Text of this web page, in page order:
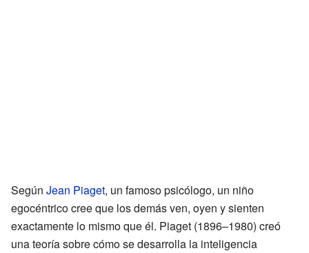
Según Jean Piaget, un famoso psicólogo, un niño
egocéntrico cree que los demás ven, oyen y sienten
exactamente lo mismo que él. Piaget (1896–1980) creó
una teoría sobre cómo se desarrolla la inteligencia